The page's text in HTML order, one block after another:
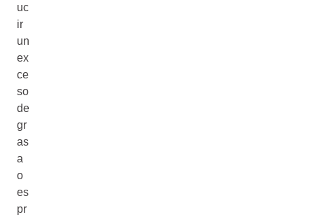
uc
ir
un
ex
ce
so
de
gr
as
a
o
es
pr